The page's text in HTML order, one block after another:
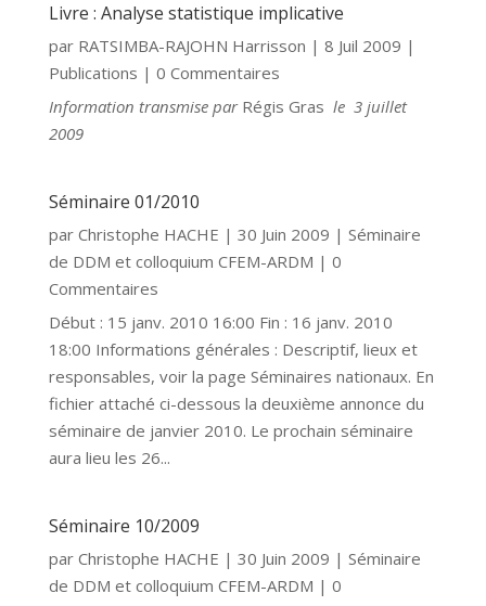
Livre : Analyse statistique implicative
par RATSIMBA-RAJOHN Harrisson | 8 Juil 2009 |
Publications | 0 Commentaires
Information transmise parRégis Gras le 3 juillet
2009
Séminaire 01/2010
par Christophe HACHE | 30 Juin 2009 | Séminaire
de DDM et colloquium CFEM-ARDM | 0
Commentaires
Début : 15 janv. 2010 16:00 Fin : 16 janv. 2010
18:00 Informations générales : Descriptif, lieux et
responsables, voir la page Séminaires nationaux. En
fichier attaché ci-dessous la deuxième annonce du
séminaire de janvier 2010. Le prochain séminaire
aura lieu les 26...
Séminaire 10/2009
par Christophe HACHE | 30 Juin 2009 | Séminaire
de DDM et colloquium CFEM-ARDM | 0